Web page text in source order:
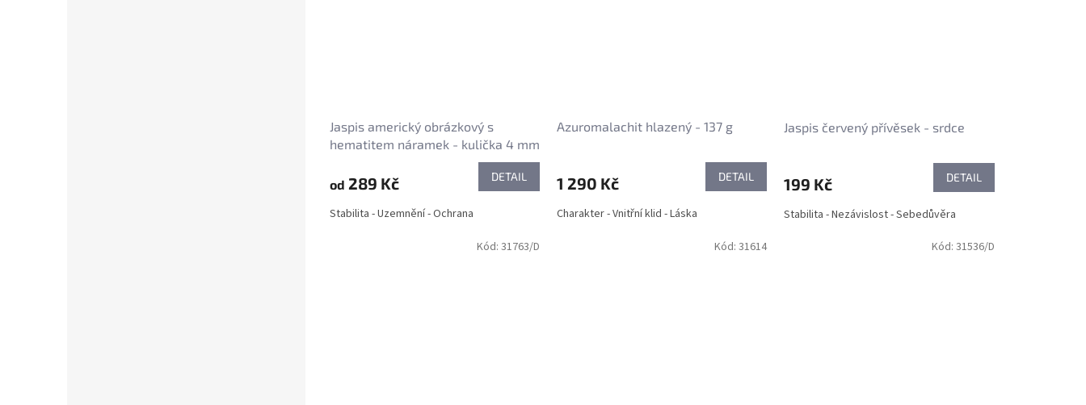
Jaspis americký obrázkový s
hematitem náramek - kulička 4 mm
od 289 Kč DETAIL
Stabilita - Uzemnění - Ochrana
Azuromalachit hlazený - 137 g
1 290 Kč DETAIL
Charakter - Vnitřní klid - Láska
Jaspis červený přívěsek - srdce
199 Kč DETAIL
Stabilita - Nezávislost - Sebedůvěra
Kód: 31763/D Kód: 31614 Kód: 31536/D